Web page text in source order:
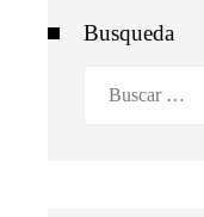
Busqueda